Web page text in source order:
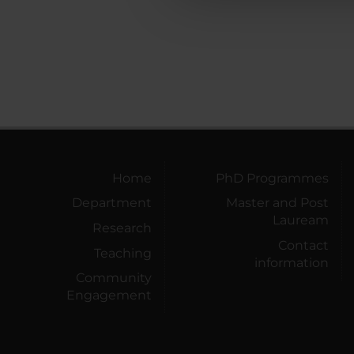
Home
Department
Research
Teaching
Community
Engagement
PhD Programmes
Master and Post
Lauream
Contact
information